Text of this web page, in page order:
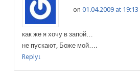
on 01.04.2009 at 19:13
как же я хочу в запой…
не пускают, Боже мой….
Reply↓